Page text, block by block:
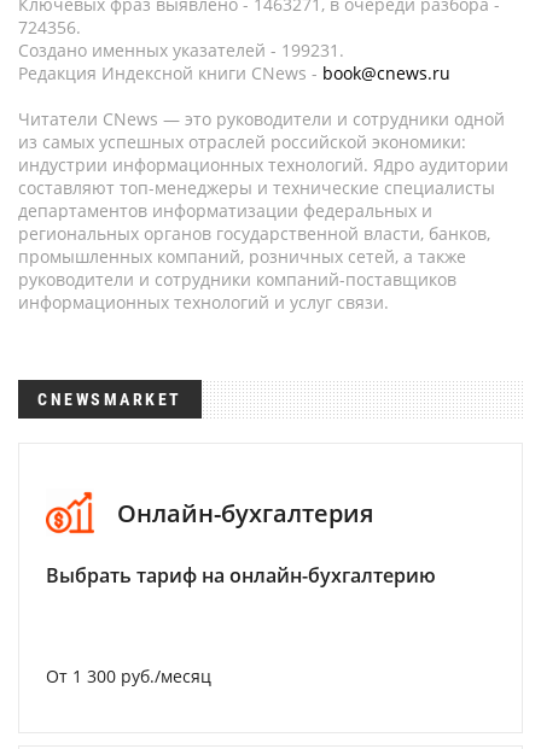
724356.
Создано именных указателей - 199231.
Редакция Индексной книги CNews - book@cnews.ru
Читатели CNews — это руководители и сотрудники одной
из самых успешных отраслей российской экономики:
индустрии информационных технологий. Ядро аудитории
составляют топ-менеджеры и технические специалисты
департаментов информатизации федеральных и
региональных органов государственной власти, банков,
промышленных компаний, розничных сетей, а также
руководители и сотрудники компаний-поставщиков
информационных технологий и услуг связи.
CNEWSMARKET
Онлайн-бухгалтерия
Выбрать тариф на онлайн-бухгалтерию
От 1 300 руб./месяц